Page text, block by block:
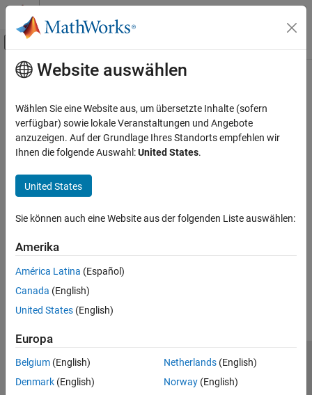
Weiter zum Inhalt
Umschaltung für Off-Canvas-
Startseite der Dokumentation
Hauptinhalt
How useful was this information?
Website auswählen
Wählen Sie eine Website aus, um übersetzte Inhalte (sofern
verfügbar) sowie lokale Veranstaltungen und Angebote
anzuzeigen. Auf der Grundlage Ihres Standorts empfehlen wir
Ihnen die folgende Auswahl:United States.
United States
Sie können auch eine Website aus der folgenden Liste auswählen:
Amerika
América Latina (Español)
Canada (English)
United States (English)
Europa
Belgium (English)
Denmark (English)
Netherlands(English)
Norway(English)
Trust Center
Datenschutz-Richtlinien
Datendiebstahl verhindern
Status von Anwendungen